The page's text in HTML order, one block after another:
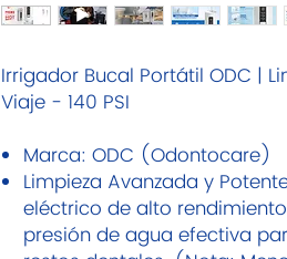
Irrigador Bucal Portátil ODC |
Viaje - 140 PSI
Marca: ODC (Odontocare)
Limpieza Avanzada y
eléctrico de alto
presión de agua efectiva